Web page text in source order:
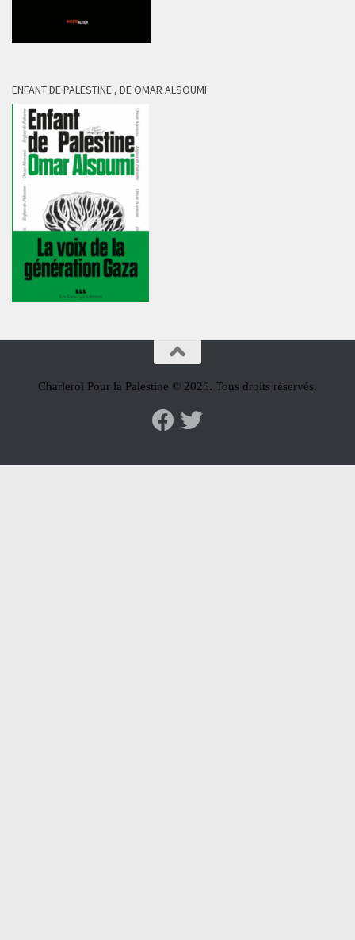
ENFANT DE PALESTINE , DE OMAR ALSOUMI
Charleroi Pour la Palestine © 2026. Tous droits réservés.